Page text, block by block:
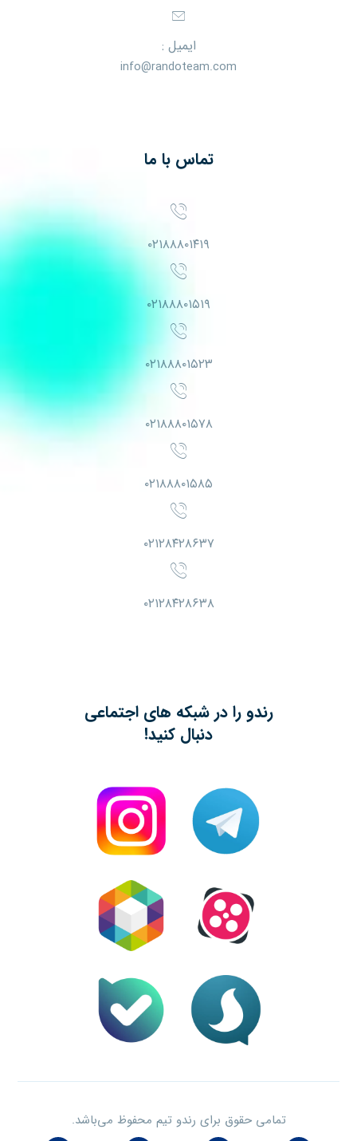
ایمیل :
info@randoteam.com
تماس با ما
۰۲۱۸۸۸۰۱۴۱۹
۰۲۱۸۸۸۰۱۵۱۹
۰۲۱۸۸۸۰۱۵۲۳
۰۲۱۸۸۸۰۱۵۷۸
۰۲۱۸۸۸۰۱۵۸۵
۰۲۱۲۸۴۲۸۶۳۷
۰۲۱۲۸۴۲۸۶۳۸
رندو را در شبکه های اجتماعی
دنبال کنید!
تمامی حقوق برای رندو تیم محفوظ می‌باشد.